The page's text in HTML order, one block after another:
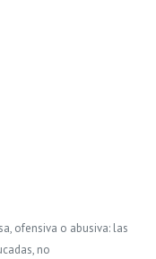
ofensiva o abusiva: las
no